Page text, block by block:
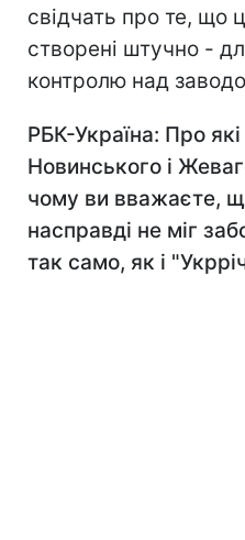
свідчать про те, що
створені штучно -
контролю над
РБК-Україна: Про
Новинського і
чому ви вважаєте,
насправді не міг
так само, як і